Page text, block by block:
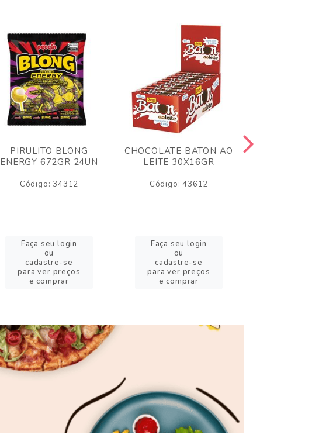
PIRULITO BLONG
ENERGY 672GR 24UN
Código: 34312
Faça seu login
ou
cadastre-se
para ver preços
e comprar
CHOCOLATE BATON AO
LEITE 30X16GR
Código: 43612
Faça seu login
ou
cadastre-se
para ver preços
e comprar